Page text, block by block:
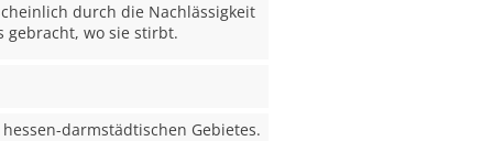
durch die Nachlässigkeit
gebracht, wo sie stirbt.
darmstädtischen Gebietes.